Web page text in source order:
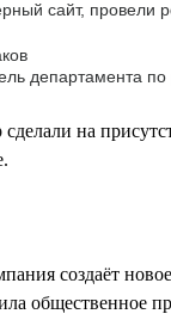
сайт, провели
департамента
на
создаёт
общественное